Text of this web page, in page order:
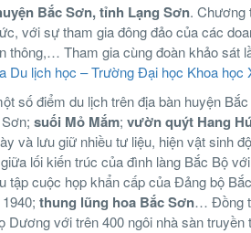
Bắc Sơn, tỉnh Lạng Sơn. Chương
với sự tham gia đông đảo của các
Tham gia cùng đoàn khảo sát
Du lịch học – Trường Đại học Khoa
số điểm du lịch trên địa bàn huyện
suối Mỏ Mắm; vườn quýt Hang Hú
và lưu giữ nhiều tư liệu, hiện vật sinh
lối kiến trúc của đình làng Bắc Bộ
tập cuộc họp khẩn cấp của Đảng bộ
thung lũng hoa Bắc Sơn… Đồng
Dương với trên 400 ngôi nhà sàn